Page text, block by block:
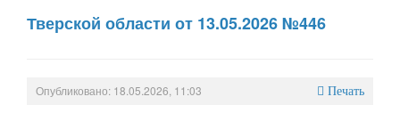
Тверской области от 13.05.2026 №446
Опубликовано: 18.05.2026, 11:03 Печать